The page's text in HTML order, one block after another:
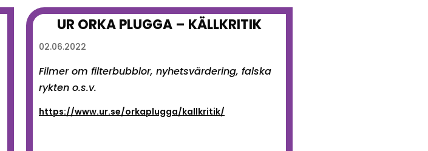
UR ORKA PLUGGA – KÄLLKRITIK
02.06.2022
Filmer om filterbubblor, nyhetsvärdering, falska
rykten o.s.v.
https://www.ur.se/orkaplugga/kallkritik/